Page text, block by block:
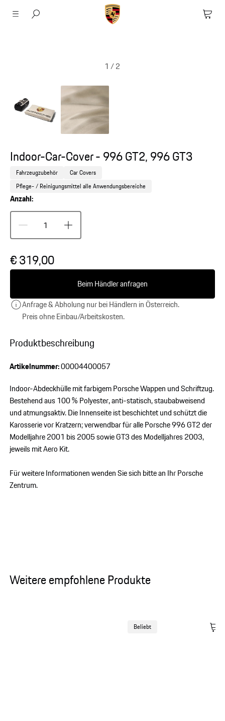
1 /2
Produktbeschreibung
Artikelnummer:00004400057
Indoor-Abdeckhülle mit farbigem Porsche Wappen und Schriftzug.
Bestehend aus 100 % Polyester, anti-statisch, staubabweisend
und atmungsaktiv. Die Innenseite ist beschichtet und schützt die
Karosserie vor Kratzern; verwendbar für alle Porsche 996 GT2 der
Modelljahre 2001 bis 2005 sowie GT3 des Modelljahres 2003,
jeweils mit Aero Kit.
Für weitere Informationen wenden Sie sich bitte an Ihr Porsche
Zentrum.
Indoor-Car-Cover - 996 GT2, 996 GT3
Fahrzeugzubehör
Car Covers
Pflege- / Reinigungsmittel alle Anwendungsbereiche
Anzahl:
€ 319,00
Beim Händler anfragen
Anfrage & Abholung nur bei Händlern in Österreich.
Preis ohne Einbau/Arbeitskosten.
Weitere empfohlene Produkte
Beliebt